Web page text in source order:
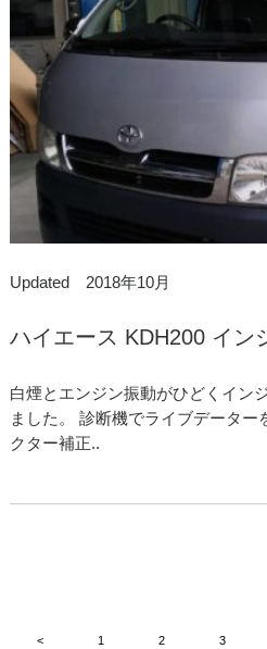
Updated 2018年10月
ハイエース KDH200 イ
白煙とエンジン振動がひどくイン
ました。 診断機でライブデーター
クター補正..
< 1 2 3